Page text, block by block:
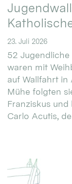
23. Juli 2026
52
waren mit
auf Wallfahrt in
Mühe folgten
Franziskus
Carlo Acutis,